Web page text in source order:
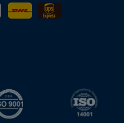
Vorkasse DHL
ISO 9001 zertifiziert